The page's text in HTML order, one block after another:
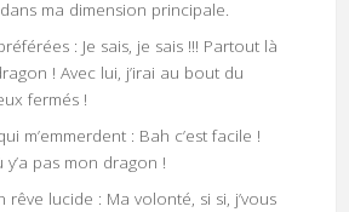
ma dimension principale.
: Je sais, je sais !!! Partout là
! Avec lui, j’irai au bout du
fermés !
m’emmerdent : Bah c’est facile !
pas mon dragon !
rêve lucide : Ma volonté, si si, j’vous